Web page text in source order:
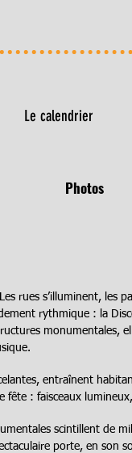
Le calendrier
rues s’illuminent, les
rythmique : la
monumentales,
entraînent
fête : faisceaux
scintillent de
porte, en son
Photos